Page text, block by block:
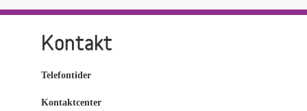
Kontakt
Telefontider
Kontaktcenter